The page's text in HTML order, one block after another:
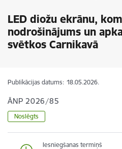
LED diožu ekrānu,
nodrošinājums un
svētkos Carnikavā
Publikācijas datums: 18.05.2026.
ĀNP 2026/85
Noslēgts
Iesniegšanas termiņš